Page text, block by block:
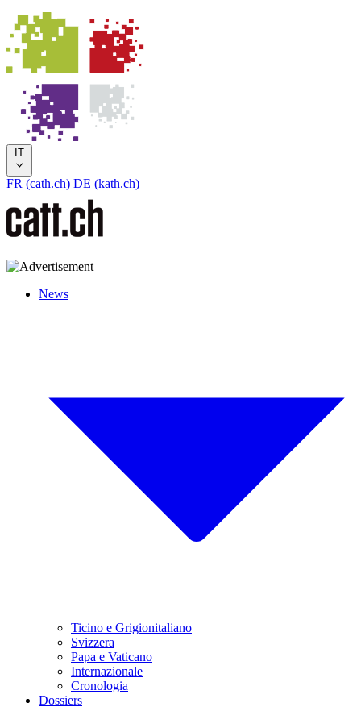
IT
FR (cath.ch) DE (kath.ch)
News
Ticino e Grigionitaliano
Svizzera
Papa e Vaticano
Internazionale
Cronologia
Dossiers